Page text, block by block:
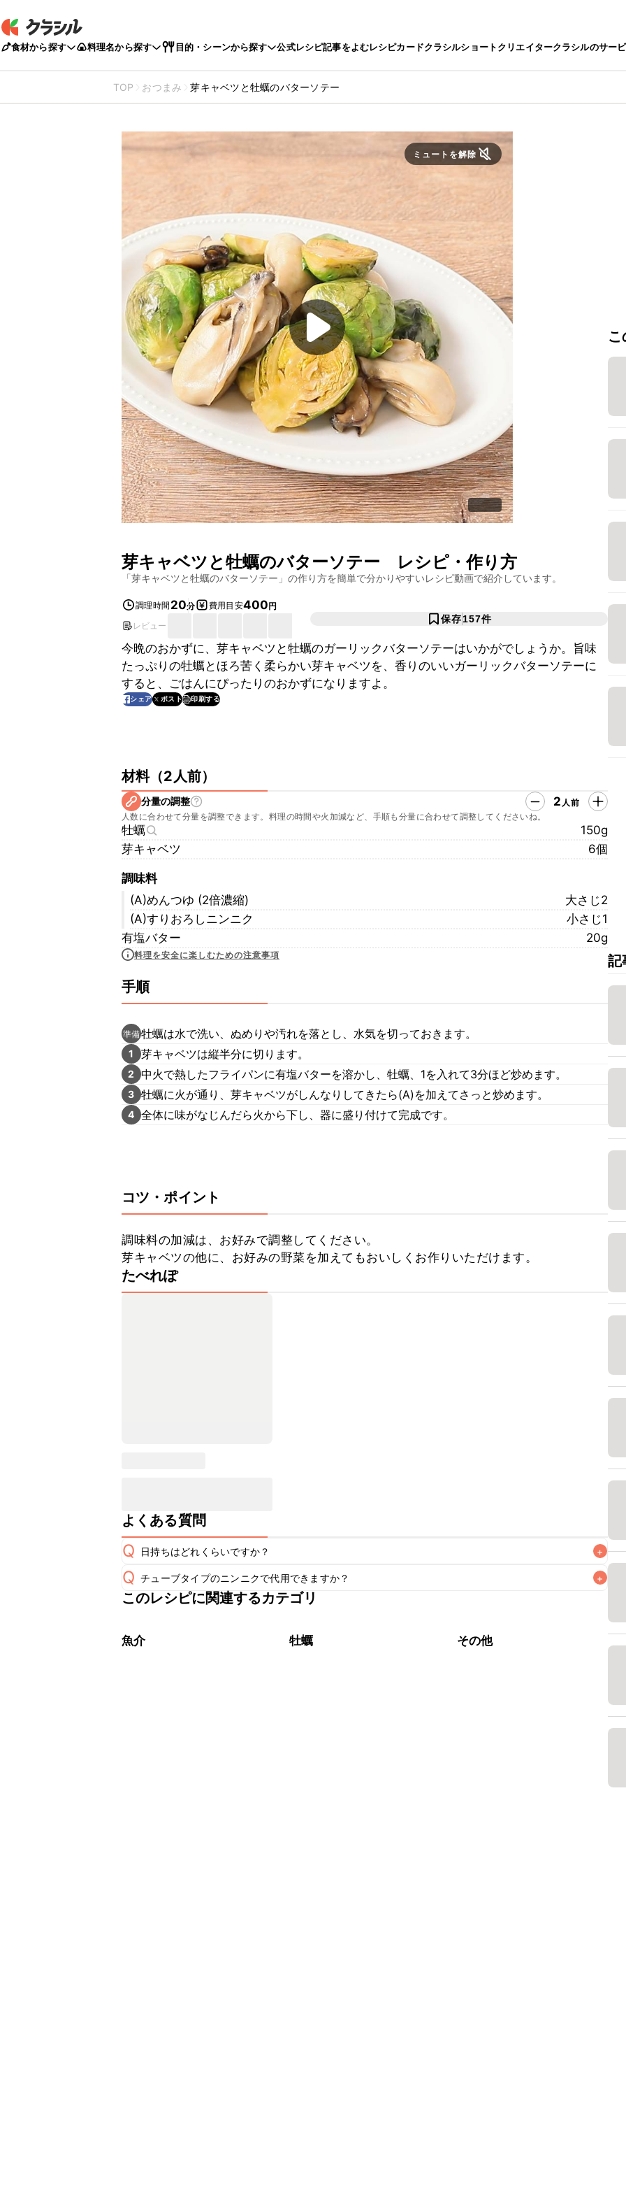
食材から探す 料理名から探す 目的・シーンから探す 公式レシピ記事をよむレシピカードクラシルショートクリエイタークラシルのサー
TOP おつまみ 芽キャベツと牡蠣のバターソテー
ミュートを解除
芽キャベツと牡蠣のバターソテー レシピ・作り方
「芽キャベツと牡蠣のバターソテー 」の作り方を簡単で分かりやすいレシピ動画で紹介しています。
調理時間 20分 費用目安400円
レビュー
保存157件
今晩のおかずに、芽キャベツと牡蠣のガーリックバターソテーはいかがでしょうか。旨味
たっぷりの牡蠣とほろ苦く柔らかい芽キャベツを、香りのいいガーリックバターソテーに
すると、ごはんにぴったりのおかずになりますよ。
シェア ポスト 印刷する
材料（2人前）
分量の調整 2 人前
人数に合わせて分量を調整できます。料理の時間や火加減など、手順も分量に合わせて調整してくださいね。
牡蠣
150g
芽キャベツ
6個
調味料
(A)めんつゆ (2倍濃縮)
大さじ2
(A)すりおろしニンニク
小さじ1
有塩バター
20g
料理を安全に楽しむための注意事項
手順
準備牡蠣は水で洗い、ぬめりや汚れを落とし、水気を切っておきます。
1 芽キャベツは縦半分に切ります。
2 中火で熱したフライパンに有塩バターを溶かし、牡蠣、1を入れて3分ほど炒めます。
3 牡蠣に火が通り、芽キャベツがしんなりしてきたら(A)を加えてさっと炒めます。
4 全体に味がなじんだら火から下し、器に盛り付けて完成です。
コツ・ポイント
調味料の加減は、お好みで調整してください。
芽キャベツの他に、お好みの野菜を加えてもおいしくお作りいただけます。
たべれぽ
よくある質問
Q 日持ちはどれくらいですか？ +
A
保存期間は冷蔵で翌日中が目安です。なるべくお早めにお召し上がりください。
Q チューブタイプのニンニクで代用できますか？ +
チューブタイプのニンニクを使用してもお作りいただけます。小さじ1を目安に加え、お好みの風味
このレシピに関連するカテゴリ
魚介 牡蠣 その他
記